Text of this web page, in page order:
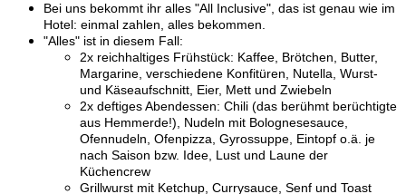
Bei uns bekommt ihr alles "All Inclusive", das ist genau wie im
Hotel: einmal zahlen, alles bekommen.
"Alles" ist in diesem Fall:
2x reichhaltiges Frühstück: Kaffee, Brötchen, Butter,
Margarine, verschiedene Konfitüren, Nutella, Wurst-
und Käseaufschnitt, Eier, Mett und Zwiebeln
2x deftiges Abendessen: Chili (das berühmt berüchtigte
aus Hemmerde!), Nudeln mit Bolognesesauce,
Ofennudeln, Ofenpizza, Gyrossuppe, Eintopf o.ä. je
nach Saison bzw. Idee, Lust und Laune der
Küchencrew
Grillwurst mit Ketchup, Currysauce, Senf und Toast